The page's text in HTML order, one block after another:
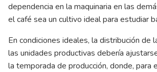
dependencia en la maquinaria en las
el café sea un cultivo ideal para estudiar
En condiciones ideales, la distribución de
las unidades productivas debería
la temporada de producción, donde, para